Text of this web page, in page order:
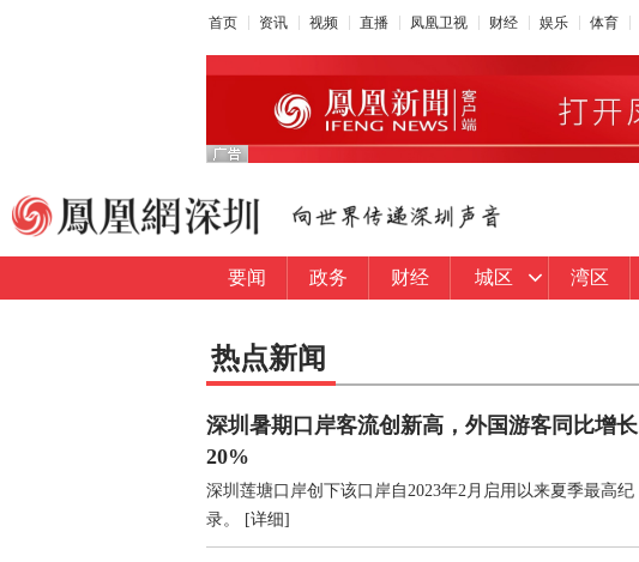
首页 资讯 视频 直播 凤凰卫视 财经 娱乐 体育
要闻 政务 财经 城区 湾区
热点新闻
深圳暑期口岸客流创新高，外国游客同比增长
20%
深圳莲塘口岸创下该口岸自2023年2月启用以来夏季最高纪
录。
[详细]